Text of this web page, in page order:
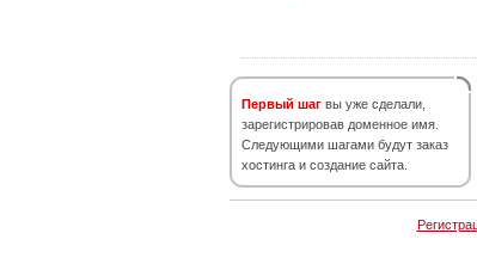
Первый шаг вы уже сделали,
зарегистрировав доменное имя.
Следующими шагами будут заказ
хостинга и создание сайта.